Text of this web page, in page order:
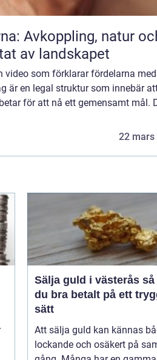
Avkoppling, natur
av landskapet
video som förklarar fördelarna med
är en legal struktur som innebär
för att nå ett gemensamt mål.
22 mars
Sälja guld i västerås så får
du bra betalt på ett
sätt
Att sälja guld kan kännas
lockande och osäkert på